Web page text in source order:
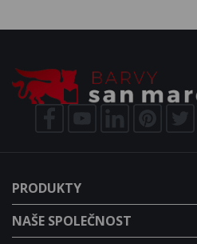
PRODUKTY
NAŠE SPOLEČNOST